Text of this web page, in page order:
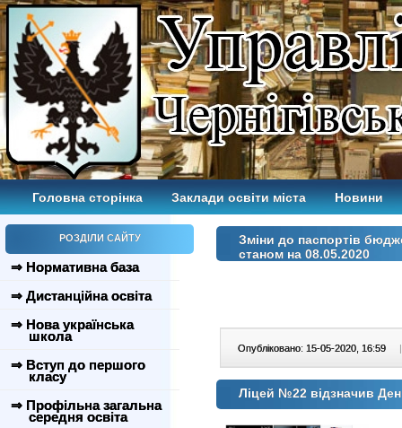
Головна сторінка Заклади освіти міста Новини
РОЗДІЛИ САЙТУ
⇒ Нормативна база
⇒ Дистанційна освіта
⇒ Нова українська
школа
⇒ Вступ до першого
класу
⇒ Профільна загальна
середня освіта
Зміни до паспортів
станом на 08.05.2020
Опубліковано: 15-05-2020, 16:59 |
Ліцей №22 відзначив